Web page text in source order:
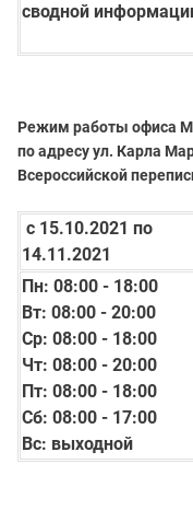
сводной
Режим работы офиса
по адресу ул. Карла
Всероссийской
с 15.10.2021 по
14.11.2021
Пн: 08:00 - 18:00
Вт: 08:00 - 20:00
Ср: 08:00 - 18:00
Чт: 08:00 - 20:00
Пт: 08:00 - 18:00
Сб: 08:00 - 17:00
Вс: выходной